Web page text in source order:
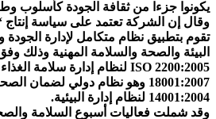
يكونوا جزءا من ثقافة الجودة كأسلوب
وقال إن الشركة تعتمد على سياسة إنتاج
تقوم بتطبيق نظام متكامل لإدارة الجودة
البيئة والصحة والسلامة المهنية وذلك
14001:2004 لنظام إدارة البيئية.
وقد شملت فعاليات أسبوع السلامة